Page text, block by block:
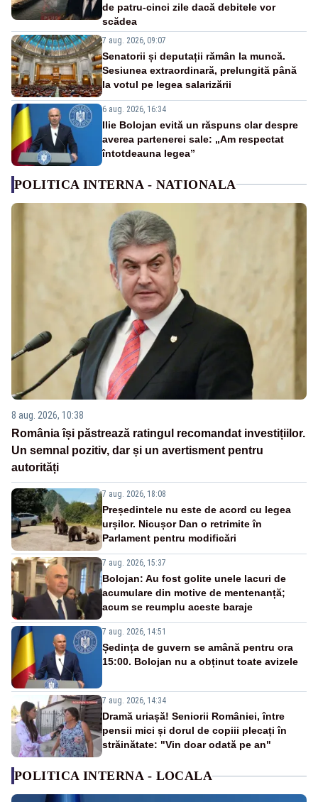
de patru-cinci zile dacă debitele vor
scădea
7 aug. 2026, 09:07
Senatorii și deputații rămân la muncă.
Sesiunea extraordinară, prelungită până
la votul pe legea salarizării
6 aug. 2026, 16:34
Ilie Bolojan evită un răspuns clar despre
averea partenerei sale: „Am respectat
întotdeauna legea”
POLITICA INTERNA - NATIONALA
8 aug. 2026, 10:38
România își păstrează ratingul recomandat investițiilor.
Un semnal pozitiv, dar și un avertisment pentru
autorități
7 aug. 2026, 18:08
Președintele nu este de acord cu legea
urșilor. Nicușor Dan o retrimite în
Parlament pentru modificări
7 aug. 2026, 15:37
Bolojan: Au fost golite unele lacuri de
acumulare din motive de mentenanță;
acum se reumplu aceste baraje
7 aug. 2026, 14:51
Ședința de guvern se amână pentru ora
15:00. Bolojan nu a obținut toate avizele
7 aug. 2026, 14:34
Dramă uriașă! Seniorii României, între
pensii mici și dorul de copiii plecați în
străinătate: "Vin doar odată pe an"
POLITICA INTERNA - LOCALA